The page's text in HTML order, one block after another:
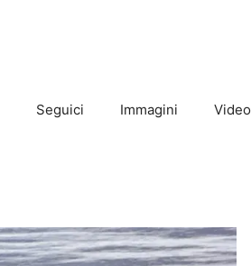
Seguici Immagini Video